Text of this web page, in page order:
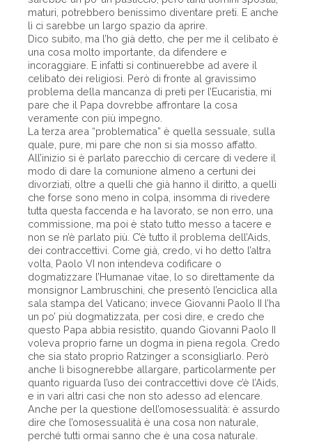
maturi, potrebbero benissimo diventare preti. E anche
lì ci sarebbe un largo spazio da aprire.
Dico subito, ma l’ho già detto, che per me il celibato è
una cosa molto importante, da difendere e
incoraggiare. E infatti si continuerebbe ad avere il
celibato dei religiosi. Però di fronte al gravissimo
problema della mancanza di preti per l’Eucaristia, mi
pare che il Papa dovrebbe affrontare la cosa
veramente con più impegno.
La terza area “problematica” è quella sessuale, sulla
quale, pure, mi pare che non si sia mosso affatto.
All’inizio si è parlato parecchio di cercare di vedere il
modo di dare la comunione almeno a certuni dei
divorziati, oltre a quelli che già hanno il diritto, a quelli
che forse sono meno in colpa, insomma di rivedere
tutta questa faccenda e ha lavorato, se non erro, una
commissione, ma poi è stato tutto messo a tacere e
non se n’è parlato più. C’è tutto il problema dell’Aids,
dei contraccettivi. Come già, credo, vi ho detto l’altra
volta, Paolo VI non intendeva codificare o
dogmatizzare l’Humanae vitae, lo so direttamente da
monsignor Lambruschini, che presentò l’enciclica alla
sala stampa del Vaticano; invece Giovanni Paolo II l’ha
un po’ più dogmatizzata, per così dire, e credo che
questo Papa abbia resistito, quando Giovanni Paolo II
voleva proprio farne un dogma in piena regola. Credo
che sia stato proprio Ratzinger a sconsigliarlo. Però
anche lì bisognerebbe allargare, particolarmente per
quanto riguarda l’uso dei contraccettivi dove c’è l’Aids,
e in vari altri casi che non sto adesso ad elencare.
Anche per la questione dell’omosessualità: è assurdo
dire che l’omosessualità è una cosa non naturale,
perché tutti ormai sanno che è una cosa naturale.